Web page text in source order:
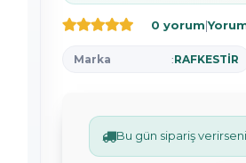
0 yorum|
Marka :RAFKESTİR
Bu gün sipariş